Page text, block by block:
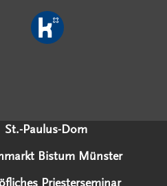
St.-Paulus-Dom
Bistum Münster
Priesterseminar